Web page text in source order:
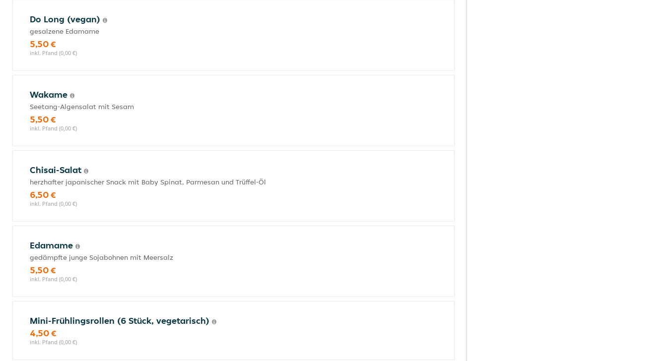
Do Long (vegan)
gesalzene Edamame
5,50 €
inkl. Pfand (0,00 €)
Wakame
Seetang-Algensalat mit Sesam
5,50 €
inkl. Pfand (0,00 €)
Chisai-Salat
herzhafter japanischer Snack mit Baby Spinat, Parmesan und Trüffel-Öl
6,50 €
inkl. Pfand (0,00 €)
Edamame
gedämpfte junge Sojabohnen mit Meersalz
5,50 €
inkl. Pfand (0,00 €)
Mini-Frühlingsrollen (6 Stück, vegetarisch)
4,50 €
inkl. Pfand (0,00 €)